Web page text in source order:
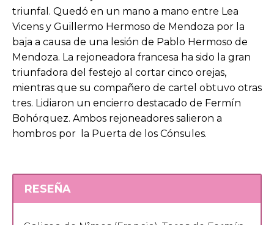
triunfal. Quedó en un mano a mano entre Lea
Vicens y Guillermo Hermoso de Mendoza por la
baja a causa de una lesión de Pablo Hermoso de
Mendoza. La rejoneadora francesa ha sido la gran
triunfadora del festejo al cortar cinco orejas,
mientras que su compañero de cartel obtuvo otras
tres. Lidiaron un encierro destacado de Fermín
Bohórquez. Ambos rejoneadores salieron a
hombros por la Puerta de los Cónsules.
RESEÑA